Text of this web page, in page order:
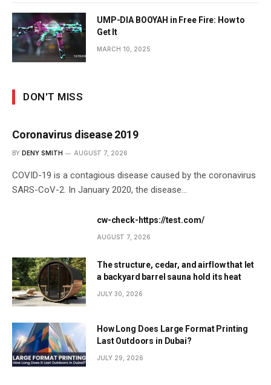
UMP-DIA BOOYAH in Free Fire: How to
Get It
MARCH 10, 2025
DON'T MISS
Coronavirus disease 2019
BY DENY SMITH AUGUST 7, 2026
COVID-19 is a contagious disease caused by the coronavirus
SARS-CoV-2. In January 2020, the disease…
cw-check-https://test.com/
AUGUST 7, 2026
The structure, cedar, and airflow that let
a backyard barrel sauna hold its heat
JULY 30, 2026
How Long Does Large Format Printing
Last Outdoors in Dubai?
JULY 29, 2026